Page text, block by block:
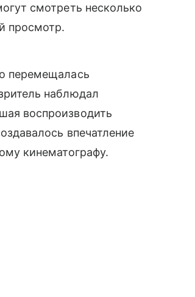
смотреть несколько
просмотр.
перемещалась
наблюдал
воспроизводить
впечатление
кинематографу.